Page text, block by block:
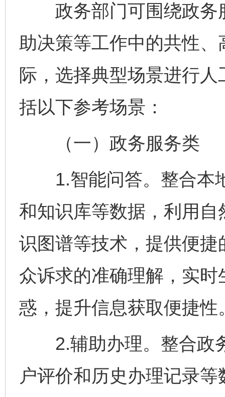
政务部门可围绕政务
助决策等工作中的共性
际，选择典型场景进行
括以下参考场景：
（一）政务服务类
1.智能问答。整合本
和知识库等数据，利用
识图谱等技术，提供便
众诉求的准确理解，实
惑，提升信息获取便捷性
2.辅助办理。整合政
户评价和历史办理记录